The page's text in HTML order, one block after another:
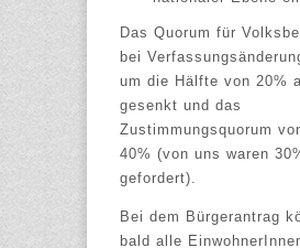
Das Quorum für
bei
um die Hälfte von 20%
gesenkt und das
Zustimmungsquorum
40% (von uns waren
gefordert).
Bei dem Bürgerantrag
bald alle